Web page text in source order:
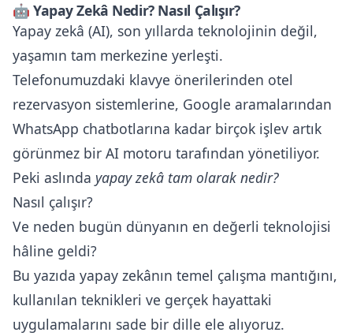
🤖 Yapay Zekâ Nedir? Nasıl Çalışır?
Yapay zekâ (AI), son yıllarda teknolojinin değil,
yaşamın tam merkezine yerleşti.
Telefonumuzdaki klavye önerilerinden otel
rezervasyon sistemlerine, Google aramalarından
WhatsApp chatbotlarına kadar birçok işlev artık
görünmez bir AI motoru tarafından yönetiliyor.
Peki aslında yapay zekâ tam olarak nedir?
Nasıl çalışır?
Ve neden bugün dünyanın en değerli teknolojisi
hâline geldi?
Bu yazıda yapay zekânın temel çalışma mantığını,
kullanılan teknikleri ve gerçek hayattaki
uygulamalarını sade bir dille ele alıyoruz.